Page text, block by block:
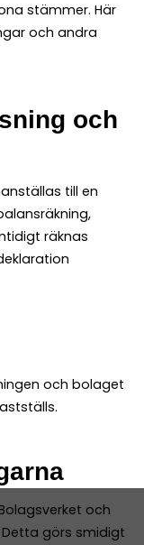
stämmer. Här
och andra
och
till en
räknas
och bolaget
och
görs smidigt